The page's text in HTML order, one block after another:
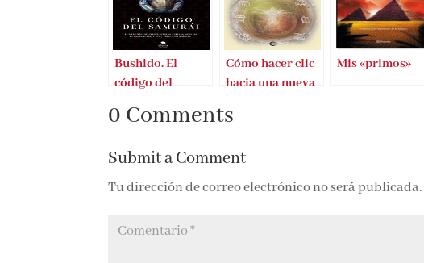
Bushido. El
código del
Cómo hacer clic
hacia una nueva
Mis «primos»
0 Comments
Submit a Comment
Tu dirección de correo electrónico no será publicada.